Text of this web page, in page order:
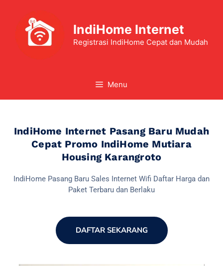
IndiHome Internet
Registrasi IndiHome Cepat dan Mudah
Menu
IndiHome Internet Pasang Baru Mudah
Cepat Promo IndiHome Mutiara
Housing Karangroto
IndiHome Pasang Baru Sales Internet Wifi Daftar Harga dan
Paket Terbaru dan Berlaku
DAFTAR SEKARANG